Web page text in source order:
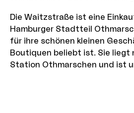
Die Waitzstraße ist eine
Hamburger Stadtteil
für ihre schönen kleinen
Boutiquen beliebt ist. Sie liegt
Station Othmarschen und ist